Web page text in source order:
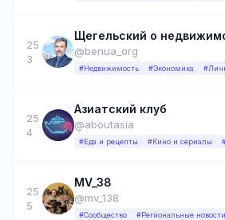
25
3
@benua_org
#Недвижимость #Экономика
25
4
Азиатский клуб
@aboutasia
#Еда и рецепты #Кино и сериалы
25
5
MV_38
@mv_138
#Сообщество #Региональные новости